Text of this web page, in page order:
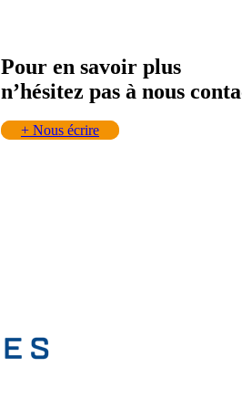
Pour en savoir plus
n’hésitez pas à nous
+ Nous écrire